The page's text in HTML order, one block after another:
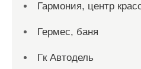
Гармония, центр
Гермес, баня
Гк Автодель